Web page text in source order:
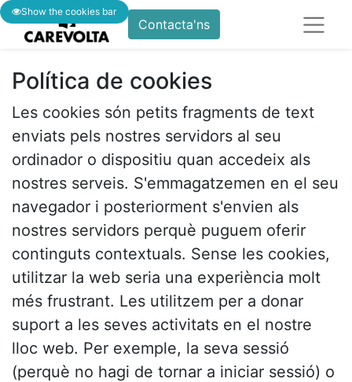
Contacta'ns
Política de cookies
Les cookies són petits fragments de text
enviats pels nostres servidors al seu
ordinador o dispositiu quan accedeix als
nostres serveis. S'emmagatzemen en el seu
navegador i posteriorment s'envien als
nostres servidors perquè puguem oferir
continguts contextuals. Sense les cookies,
utilitzar la web seria una experiència molt
més frustrant. Les utilitzem per a donar
suport a les seves activitats en el nostre
lloc web. Per exemple, la seva sessió
(perquè no hagi de tornar a iniciar sessió) o
Show the cookies bar